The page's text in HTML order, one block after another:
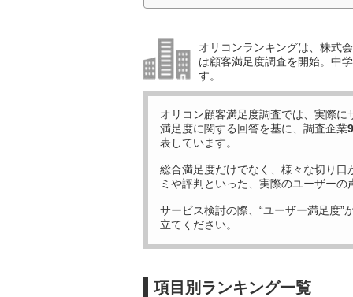
オリコンランキングは、株式
は顧客満足度調査を開始。中
す。
オリコン顧客満足度調査では、実際に
満足度に関する回答を基に、調査企業9
表しています。
総合満足度だけでなく、様々な切り口
ミや評判といった、実際のユーザーの
サービス検討の際、“ユーザー満足度”
立てください。
項目別ランキング一覧